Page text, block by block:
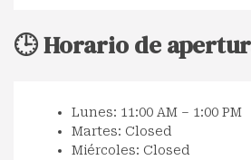
🕒 Horario de
Lunes: 11:00 AM – 1:00 PM
Martes: Closed
Miércoles: Closed